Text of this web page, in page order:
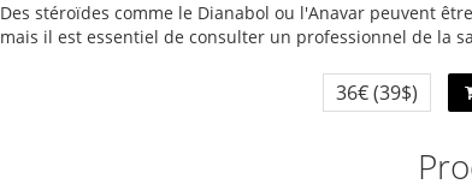
Des stéroïdes comme le Dianabol ou l'Anavar peuvent
mais il est essentiel de consulter un professionnel de la
36€(39$)